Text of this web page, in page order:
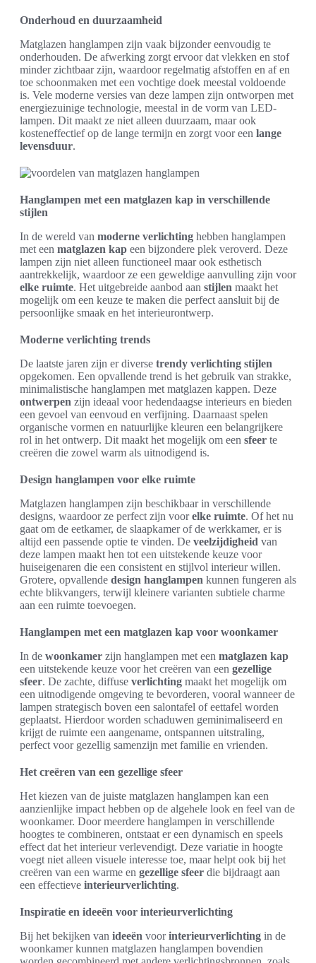
Onderhoud en duurzaamheid
Matglazen hanglampen zijn vaak bijzonder eenvoudig te
onderhouden. De afwerking zorgt ervoor dat vlekken en stof
minder zichtbaar zijn, waardoor regelmatig afstoffen en af en
toe schoonmaken met een vochtige doek meestal voldoende
is. Vele moderne versies van deze lampen zijn ontworpen met
energiezuinige technologie, meestal in de vorm van LED-
lampen. Dit maakt ze niet alleen duurzaam, maar ook
kosteneffectief op de lange termijn en zorgt voor een lange
levensduur.
Hanglampen met een matglazen kap in verschillende
stijlen
In de wereld van moderne verlichting hebben hanglampen
met een matglazen kap een bijzondere plek veroverd. Deze
lampen zijn niet alleen functioneel maar ook esthetisch
aantrekkelijk, waardoor ze een geweldige aanvulling zijn voor
elke ruimte. Het uitgebreide aanbod aan stijlen maakt het
mogelijk om een keuze te maken die perfect aansluit bij de
persoonlijke smaak en het interieurontwerp.
Moderne verlichting trends
De laatste jaren zijn er diverse trendy verlichting stijlen
opgekomen. Een opvallende trend is het gebruik van strakke,
minimalistische hanglampen met matglazen kappen. Deze
ontwerpen zijn ideaal voor hedendaagse interieurs en bieden
een gevoel van eenvoud en verfijning. Daarnaast spelen
organische vormen en natuurlijke kleuren een belangrijkere
rol in het ontwerp. Dit maakt het mogelijk om een sfeer te
creëren die zowel warm als uitnodigend is.
Design hanglampen voor elke ruimte
Matglazen hanglampen zijn beschikbaar in verschillende
designs, waardoor ze perfect zijn voorelke ruimte. Of het nu
gaat om de eetkamer, de slaapkamer of de werkkamer, er is
altijd een passende optie te vinden. De veelzijdigheid van
deze lampen maakt hen tot een uitstekende keuze voor
huiseigenaren die een consistent en stijlvol interieur willen.
Grotere, opvallende design hanglampen kunnen fungeren als
echte blikvangers, terwijl kleinere varianten subtiele charme
aan een ruimte toevoegen.
Hanglampen met een matglazen kap voor woonkamer
In de woonkamer zijn hanglampen met een matglazen kap
een uitstekende keuze voor het creëren van een gezellige
sfeer. De zachte, diffuse verlichting maakt het mogelijk om
een uitnodigende omgeving te bevorderen, vooral wanneer de
lampen strategisch boven een salontafel of eettafel worden
geplaatst. Hierdoor worden schaduwen geminimaliseerd en
krijgt de ruimte een aangename, ontspannen uitstraling,
perfect voor gezellig samenzijn met familie en vrienden.
Het creëren van een gezellige sfeer
Het kiezen van de juiste matglazen hanglampen kan een
aanzienlijke impact hebben op de algehele look en feel van de
woonkamer. Door meerdere hanglampen in verschillende
hoogtes te combineren, ontstaat er een dynamisch en speels
effect dat het interieur verlevendigt. Deze variatie in hoogte
voegt niet alleen visuele interesse toe, maar helpt ook bij het
creëren van een warme en gezellige sfeer die bijdraagt aan
een effectieve interieurverlichting.
Inspiratie en ideeën voor interieurverlichting
Bij het bekijken van ideeën voorinterieurverlichting in de
woonkamer kunnen matglazen hanglampen bovendien